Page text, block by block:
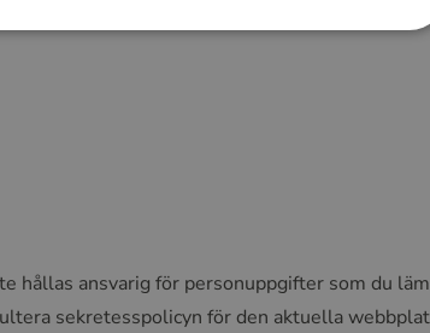
hållas ansvarig för personuppgifter som du
sekretesspolicyn för den aktuella